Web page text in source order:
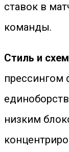
ставок в
команды.
Стиль и
прессингом
низким